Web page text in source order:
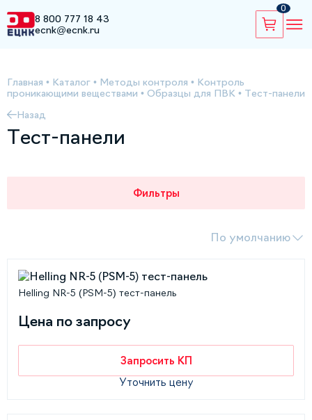
8 800 777 18 43
ecnk@ecnk.ru
0
Главная • Каталог • Методы контроля • Контроль
проникающими веществами • Образцы для ПВК • Тест-панели
Назад
Тест-панели
Фильтры
По умолчанию
Helling NR-5 (PSM-5) тест-панель
Цена по запросу
Запросить КП
Уточнить цену